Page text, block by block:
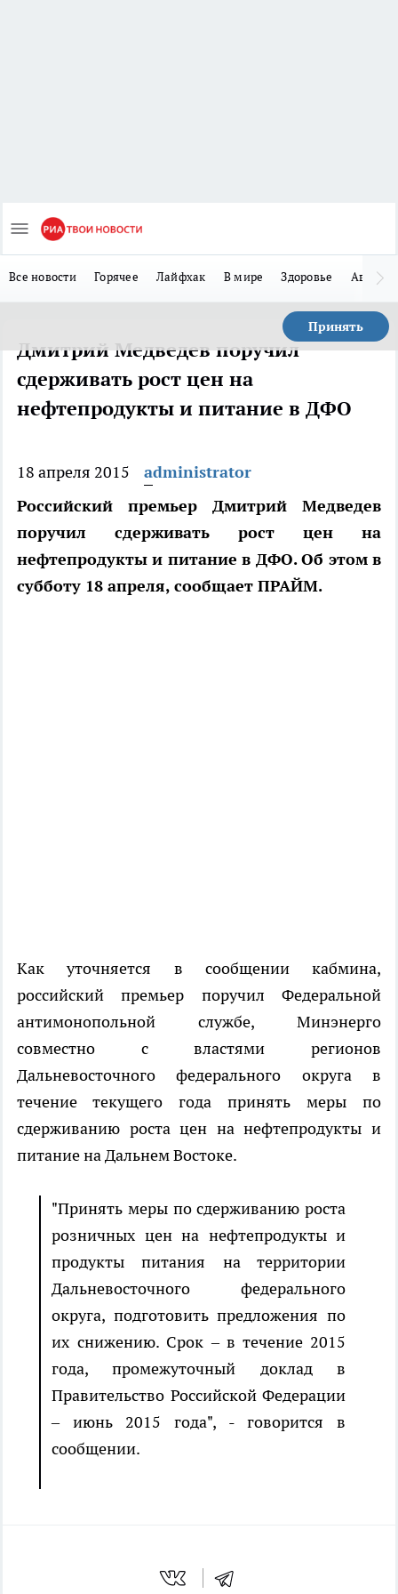
Все новости Горячее Лайфхак В мире Здоровье Авто
Принять
Дмитрий Медведев поручил
сдерживать рост цен на
нефтепродукты и питание в ДФО
18 апреля 2015
administrator
Российский премьер Дмитрий Медведев
поручил сдерживать рост цен на
нефтепродукты и питание в ДФО. Об этом в
субботу 18 апреля, сообщает ПРАЙМ.
Как уточняется в сообщении кабмина,
российский премьер поручил Федеральной
антимонопольной службе, Минэнерго
совместно с властями регионов
Дальневосточного федерального округа в
течение текущего года принять меры по
сдерживанию роста цен на нефтепродукты и
питание на Дальнем Востоке.
"Принять меры по сдерживанию роста
розничных цен на нефтепродукты и
продукты питания на территории
Дальневосточного федерального
округа, подготовить предложения по
их снижению. Срок – в течение 2015
года, промежуточный доклад в
Правительство Российской Федерации
– июнь 2015 года", - говорится в
сообщении.